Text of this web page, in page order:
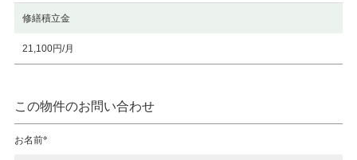
修繕積立金
21,100円/月
この物件のお問い合わせ
お名前※